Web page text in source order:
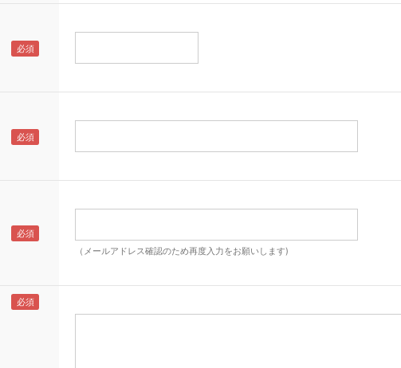
（メールアドレス確認のため再度入力をお願いします)